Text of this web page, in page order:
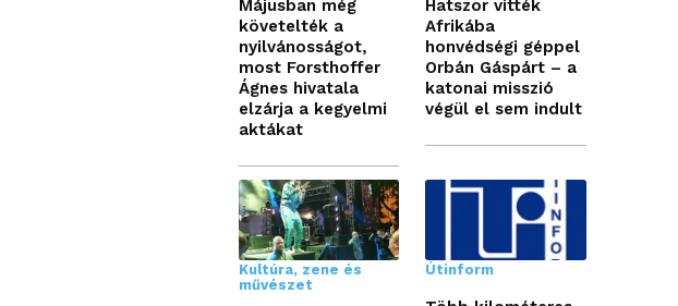
Májusban még
követelték a
nyilvánosságot,
most Forsthoffer
Ágnes hivatala
elzárja a kegyelmi
aktákat
Hatszor vitték
Afrikába
honvédségi géppel
Orbán Gáspárt – a
katonai misszió
végül el sem indult
Kultúra, zene és
művészet
Útinform